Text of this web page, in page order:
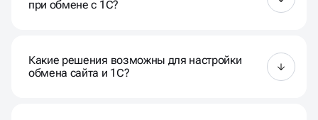
при обмене с 1С?
обеспечения конфиденциальности и целостности
информации.
Какие решения возможны для настройки
обмена сайта и 1С?